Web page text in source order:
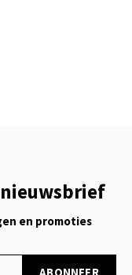
en promoties
ABONNEER